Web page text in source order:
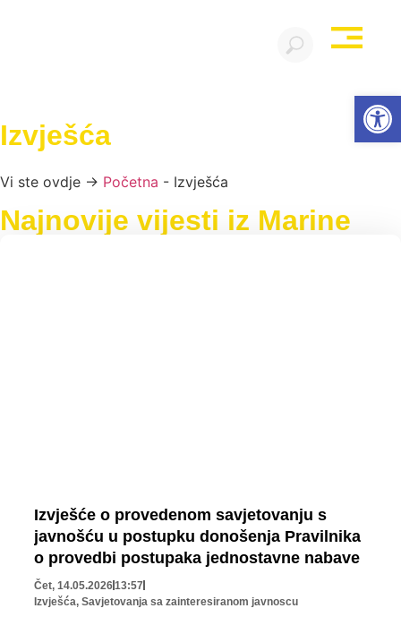
Izvješća
Vi ste ovdje → Početna - Izvješća
Najnovije vijesti iz Marine
Izvješće o provedenom savjetovanju s
javnošću u postupku donošenja Pravilnika
o provedbi postupaka jednostavne nabave
Čet, 14.05.202613:57
Izvješća, Savjetovanja sa zainteresiranom javnoscu